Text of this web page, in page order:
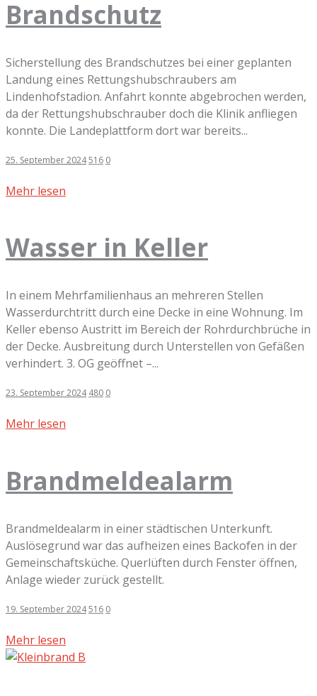
Brandschutz
Sicherstellung des Brandschutzes bei einer geplanten
Landung eines Rettungshubschraubers am
Lindenhofstadion. Anfahrt konnte abgebrochen werden,
da der Rettungshubschrauber doch die Klinik anfliegen
konnte. Die Landeplattform dort war bereits...
25. September 2024516 0
Mehr lesen
Wasser in Keller
In einem Mehrfamilienhaus an mehreren Stellen
Wasserdurchtritt durch eine Decke in eine Wohnung. Im
Keller ebenso Austritt im Bereich der Rohrdurchbrüche in
der Decke. Ausbreitung durch Unterstellen von Gefäßen
verhindert. 3. OG geöffnet –...
23. September 2024 480 0
Mehr lesen
Brandmeldealarm
Brandmeldealarm in einer städtischen Unterkunft.
Auslösegrund war das aufheizen eines Backofen in der
Gemeinschaftsküche. Querlüften durch Fenster öffnen,
Anlage wieder zurück gestellt.
19. September 2024516 0
Mehr lesen